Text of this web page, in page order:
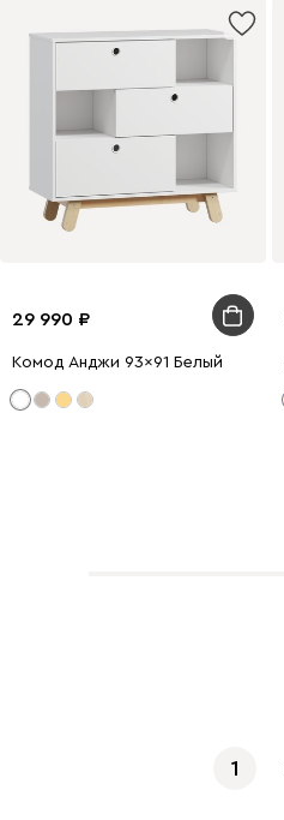
29 990
Комод Анджи 93x91 Белый
1